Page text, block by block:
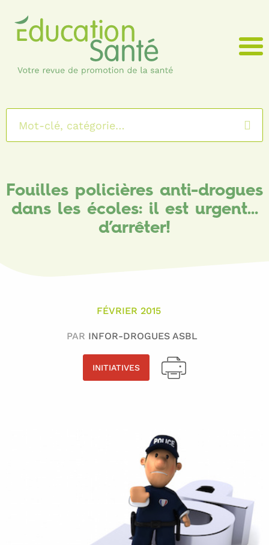
Menu
Fouilles policières anti-drogues
dans les écoles: il est urgent…
d’arrêter!
FÉVRIER 2015
PAR INFOR-DROGUES ASBL
INITIATIVES